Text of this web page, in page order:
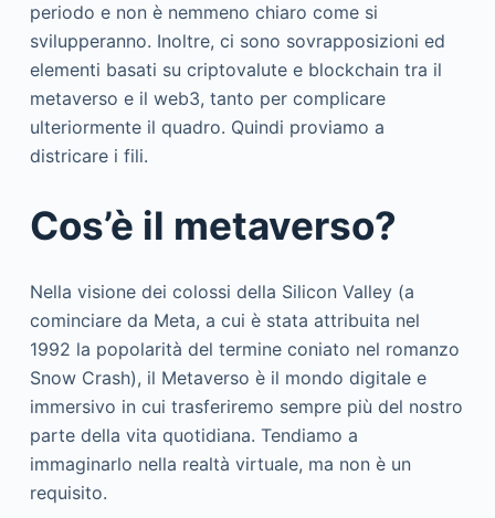
periodo e non è nemmeno chiaro come si
svilupperanno. Inoltre, ci sono sovrapposizioni ed
elementi basati su criptovalute e blockchain tra il
metaverso e il web3, tanto per complicare
ulteriormente il quadro. Quindi proviamo a
districare i fili.
Cos’è il metaverso?
Nella visione dei colossi della Silicon Valley (a
cominciare da Meta, a cui è stata attribuita nel
1992 la popolarità del termine coniato nel romanzo
Snow Crash), il Metaverso è il mondo digitale e
immersivo in cui trasferiremo sempre più del nostro
parte della vita quotidiana. Tendiamo a
immaginarlo nella realtà virtuale, ma non è un
requisito.